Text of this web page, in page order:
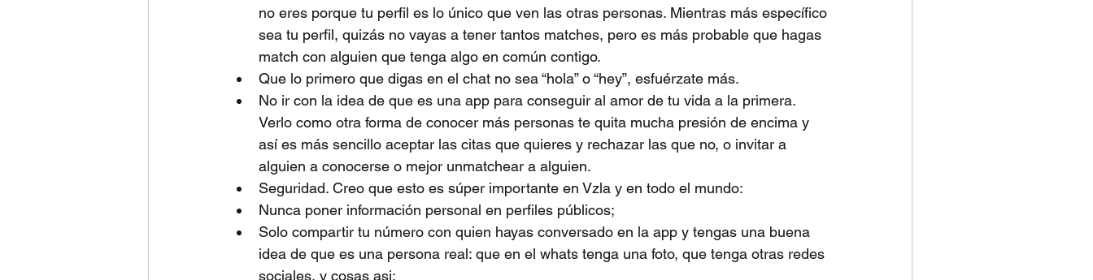
no eres porque tu perfil es lo único que ven las otras personas. Mientras más específico
sea tu perfil, quizás no vayas a tener tantos matches, pero es más probable que hagas
match con alguien que tenga algo en común contigo.
Que lo primero que digas en el chat no sea “hola” o “hey”, esfuérzate más.
No ir con la idea de que es una app para conseguir al amor de tu vida a la primera.
Verlo como otra forma de conocer más personas te quita mucha presión de encima y
así es más sencillo aceptar las citas que quieres y rechazar las que no, o invitar a
alguien a conocerse o mejor unmatchear a alguien.
Seguridad. Creo que esto es súper importante en Vzla y en todo el mundo:
Nunca poner información personal en perfiles públicos;
Solo compartir tu número con quien hayas conversado en la app y tengas una buena
idea de que es una persona real: que en el whats tenga una foto, que tenga otras redes
sociales, y cosas asi;